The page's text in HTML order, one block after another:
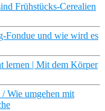
Frühstücks-Cerealien
Fondue und wie wird es
lernen | Mit dem Körper
Wie umgehen mit